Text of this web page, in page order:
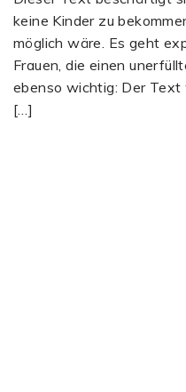
keine Kinder zu
möglich wäre. Es geht
Frauen, die einen
ebenso wichtig: Der Text
[…]